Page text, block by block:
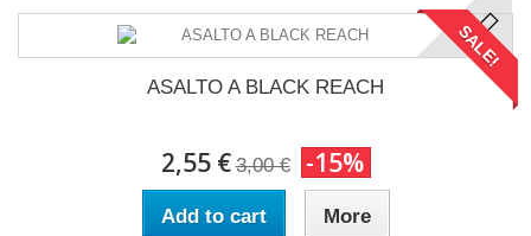
SALE!
ASALTO A BLACK REACH
2,55 € 3,00 € -15%
Add to cart More